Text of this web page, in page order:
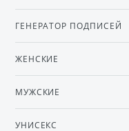
ГЕНЕРАТОР ПОДПИСЕЙ
ЖЕНСКИЕ
МУЖСКИЕ
УНИСЕКС